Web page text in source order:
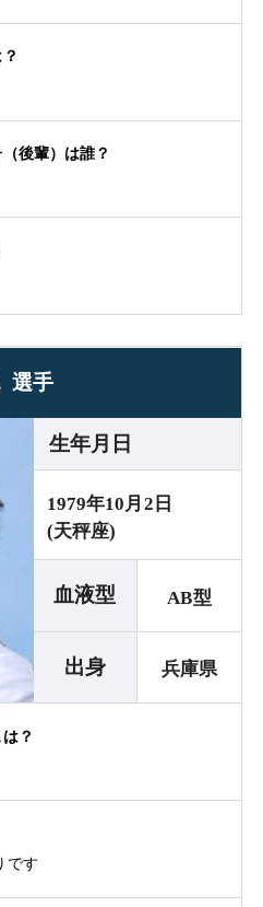
後輩）は誰？
選手
生年月日
1979年10月2日
(天秤座)
血液型 AB型
出身 兵庫県
？
です